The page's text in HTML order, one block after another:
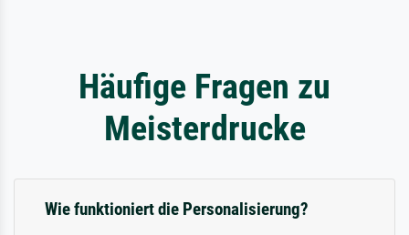
Häufige Fragen zu
Meisterdrucke
Wie funktioniert die Personalisierung?